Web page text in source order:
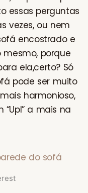
essas perguntas
vezes, ou nem
encostrado e
porque
ela,certo? Só
pode ser muito
harmonioso,
a mais na